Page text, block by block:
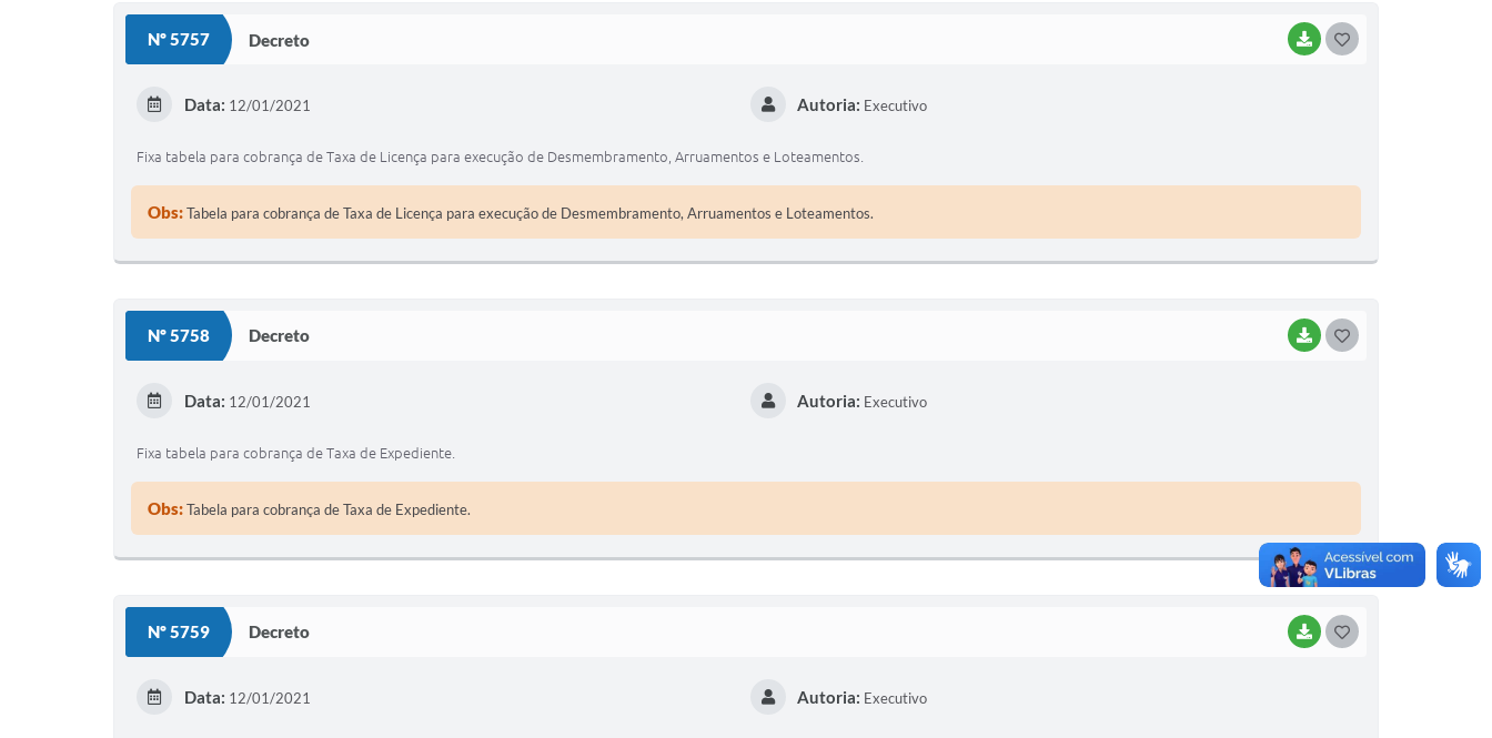
Nº 5757 Decreto BAIXAR
Data: 12/01/2021 Autoria: Executivo
Fixa tabela para cobrança de Taxa de Licença para execução de Desmembramento, Arruamentos e Loteamentos.
Obs:Tabela para cobrança de Taxa de Licença para execução de Desmembramento, Arruamentos e Loteamentos.
Nº 5758 Decreto BAIXAR
Data: 12/01/2021 Autoria: Executivo
Fixa tabela para cobrança de Taxa de Expediente.
Obs:Tabela para cobrança de Taxa de Expediente.
Nº 5759 Decreto BAIXAR
Data: 12/01/2021 Autoria: Executivo